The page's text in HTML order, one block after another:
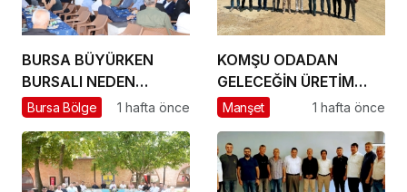
BURSA BÜYÜRKEN
BURSALI NEDEN
YOKSULLAŞIYOR
Bursa Bölge 1 hafta önce
KOMŞU ODADAN
GELECEĞİN ÜRETİM
ÜSSÜ YESAN’A
Manşet 1 hafta önce